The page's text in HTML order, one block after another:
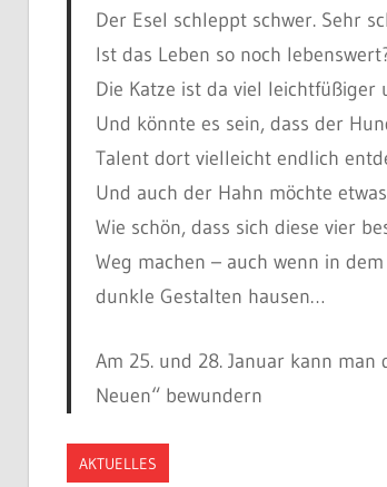
Der Esel schleppt schwer. Sehr
Ist das Leben so noch
Die Katze ist da viel leichtfüßiger
Und könnte es sein, dass der
Talent dort vielleicht endlich
Und auch der Hahn möchte
Wie schön, dass sich diese vier
Weg machen – auch wenn in
dunkle Gestalten hausen…
Am 25. und 28. Januar kann
Neuen“ bewundern
AKTUELLES